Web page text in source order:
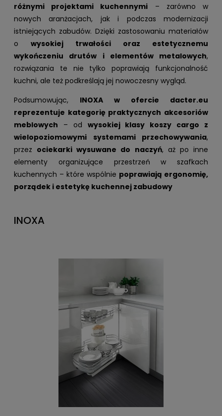
różnymi projektami kuchennymi – zarówno w
nowych aranżacjach, jak i podczas modernizacji
istniejących zabudów. Dzięki zastosowaniu materiałów
o wysokiej trwałości oraz estetycznemu
wykończeniu drutów i elementów metalowych,
rozwiązania te nie tylko poprawiają funkcjonalność
kuchni, ale też podkreślają jej nowoczesny wygląd.
Podsumowując, INOXA w ofercie dacter.eu
reprezentuje kategorię praktycznych akcesoriów
meblowych – od wysokiej klasy koszy cargo z
wielopoziomowymi systemami przechowywania,
przez ociekarki wysuwane do naczyń, aż po inne
elementy organizujące przestrzeń w szafkach
kuchennych – które wspólnie poprawiają ergonomię,
porządek i estetykę kuchennej zabudowy
INOXA